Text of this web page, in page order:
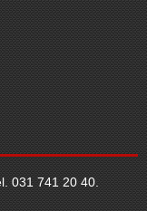
031 741 20 40.